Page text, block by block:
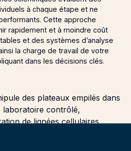
à chaque étape et ne
Cette approche
rapidement et à moindre coût
et des systèmes d’analyse
la charge de travail de votre
dans les décisions clés.